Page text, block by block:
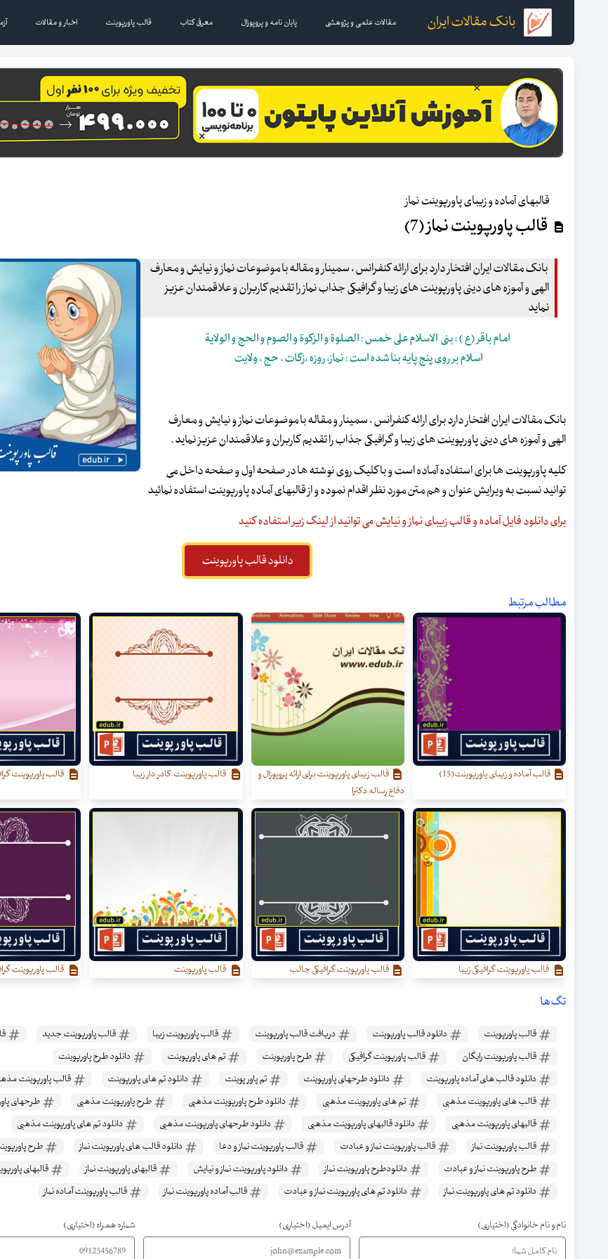
بانک مقالات ایران مقالات علمی و پژوهشی پایان نامه و پروپوزال معرفی کتاب قالب پاورپوینت اخبار و مقالات
قالبهای آماده و زیبای پاورپوینت نماز
قالب پاورپوینت نماز (7)
بانک مقالات ایران افتخار دارد برای ارائه کنفرانس ، سمینار و مقاله با موضوعات نماز و نیایش و معارف
الهی و آموزه های دینی پاورپوینت های زیبا و گرافیکی جذاب نماز را تقدیم کاربران و علاقمندان عزیز
نماید
امام باقر (ع ) : بنی الاسلام علی خمس : الصلوة و الزکوة و الصوم و الحج و الولایة
اسلام بر روی پنج پایه بنا شده است : نماز، روزه ،زکات ، حج ، ولایت
بانک مقالات ایران افتخار دارد برای ارائه کنفرانس ، سمینار و مقاله با موضوعات نماز و نیایش و معارف
الهی و آموزه های دینی پاورپوینت های زیبا و گرافیکی جذاب را تقدیم کاربران و علاقمندان عزیز نماید .
کلیه پاورپوینت ها برای استفاده آماده است و با کلیک روی نوشته ها در صفحه اول و صفحه داخل می
توانید نسبت به ویرایش عنوان و هم متن مورد نظر اقدام نموده و از قالبهای آماده پاورپوینت استفاده نمائید
برای دانلود فایل آماده و قالب زیبای نماز و نیایش می توانید از لینک زیر استفاده کنید
دانلود قالب پاورپوینت
مطالب مرتبط
قالب آماده و زیبای پاورپوینت(15)
قالب زیبای پاورپوینت برای ارائه پروپوزال و
دفاع رساله دکترا
قالب پاورپوینت کادر دار زیبا قالب پاورپوینت
قالب پاورپوینت گرافیکی زیبا قالب پاورپوینت گرافیکی جالب قالب پاورپوینت قالب پاورپوینت
تگ‌ها
قالب پاورپوینت دانلود قالب پاورپوینت دریافت قالب پاورپوینت قالب پاورپوینت زیبا قالب پاورپوینت جدید
قالب پاورپوینت رایگان
قالب پاورپوینت گرافیکی طرح پاورپوینت تم های پاورپوینت
دانلود طرح پاورپوینت
دانلود قالب های آماده پاورپوینت
دانلود طرحهای پاورپوینت تم پاور پوینت دانلود تم های پاورپوینت
قالب پاورپوینت
قالب های پاورپوینت مذهبی
تم های پاورپوینت مذهبی دانلود طرح پاورپوینت مذهبی طرح پاورپوینت مذهبی
طرحهای
قالبهای پاورپوینت مذهبی
دانلود قالبهای پاورپوینت مذهبی دانلود طرحهای پاورپوینت مذهبی
دانلود تم های پاورپوینت مذهبی
قالب پاورپوینت نماز
قالب پاورپوینت نماز و عبادت قالب پاورپوینت نماز و دعا دانلود قالب های پاورپوینت نماز
طرح
طرح پاورپوینت نماز و عبادت
دانلودطرح پاورپوینت نماز دانلود پاورپوینت نماز و نیایش قالبهای پاورپوینت نماز
قالبهای
دانلود تم های پاورپوینت نماز
دانلود تم های پاورپوینت نماز و عبادت قالب آماده پاورپوینت نماز قالب پاورپوینت آماده نماز
نام و نام خانوادگی (اختیاری) آدرس ایمیل (اختیاری) شماره همراه (اختیاری)